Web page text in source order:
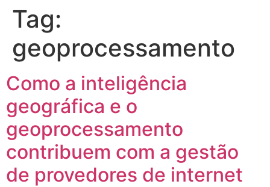
Tag:
geoprocessamento
Como a inteligência
geográfica e o
geoprocessamento
contribuem com a gestão
de provedores de internet